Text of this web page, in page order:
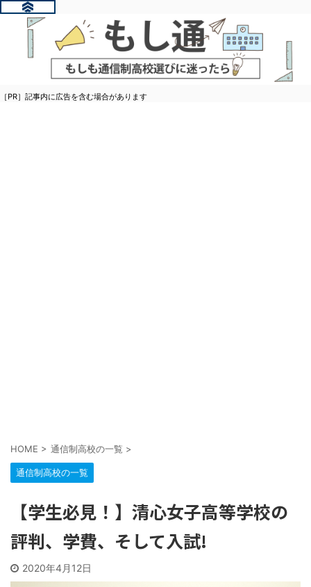
［PR］記事内に広告を含む場合があります
HOME > 通信制高校の一覧 >
通信制高校の一覧
【学生必見！】清心女子高等学校の
評判、学費、そして入試!
2020年4月12日